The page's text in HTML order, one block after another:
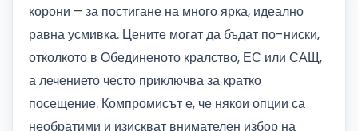
корони – за постигане на много ярка, идеално
равна усмивка. Цените могат да бъдат по-ниски,
отколкото в Обединеното кралство, ЕС или САЩ,
а лечението често приключва за кратко
посещение. Компромисът е, че някои опции са
необратими и изискват внимателен избор на